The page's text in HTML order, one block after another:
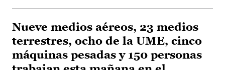
Nueve medios aéreos, 23 medios
terrestres, ocho de la UME, cinco
máquinas pesadas y 150 personas